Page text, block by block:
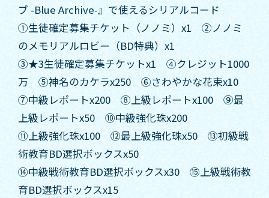
ブ -Blue Archive-』で使えるシリアルコード
①生徒確定募集チケット（ノノミ）x1 ②ノノミ
のメモリアルロビー（BD特典）x1
③★3生徒確定募集チケットx1 ④クレジット1000
万 ⑤神名のカケラx250 ⑥さわやかな花束x10
⑦中級レポートx200 ⑧上級レポートx100 ⑨最
上級レポートx50 ⑩中級強化珠x200
⑪上級強化珠x100 ⑫最上級強化珠x50 ⑬初級戦
術教育BD選択ボックスx50
⑭中級戦術教育BD選択ボックスx30 ⑮上級戦術教
育BD選択ボックスx15